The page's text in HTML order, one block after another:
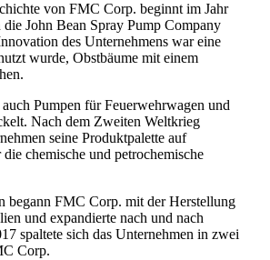
von FMC Corp. beginnt im Jahr
die John Bean Spray Pump Company
des Unternehmens war eine
wurde, Obstbäume mit einem
Pumpen für Feuerwehrwagen und
Nach dem Zweiten Weltkrieg
seine Produktpalette auf
chemische und petrochemische
begann FMC Corp. mit der Herstellung
und expandierte nach und nach
spaltete sich das Unternehmen in zwei
Corp.